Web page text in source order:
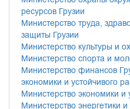
ресурсов Грузии
Министерство труда,
защиты Грузии
Министерство культуры и
Министерство спорта и
Министерство финансов
экономики и устойчивого
Министерство экономики и
Министерство энергетики